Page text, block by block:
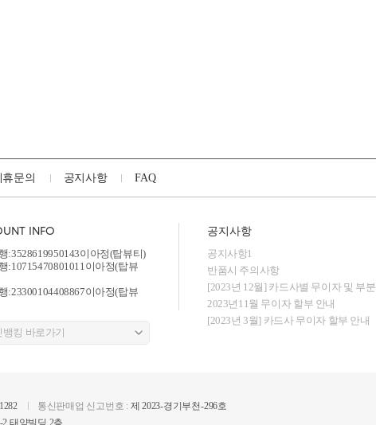
휴문의 공지사항 FAQ
INFO
:3528619950143이아정(탑뷰티)
:10715470801011이아정(탑뷰
:23300104408867이아정(탑뷰
공지사항
공지사항1
반품시 주의사항
[2023년 12월] 카드사별 무이자 및 부분
2023년11월 무이자 할부 안내
[2023년 3월] 카드사 무이자 할부 안내
통신판매업 신고번호 : 제 2023-경기부천-296호
태양빌딩 2층